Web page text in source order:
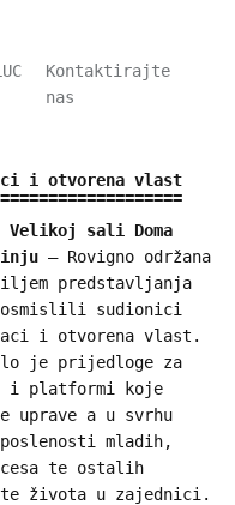
Kontaktirajte
nas
i otvorena vlast
sali Doma
– Rovigno održana
predstavljanja
sudionici
i otvorena vlast.
je prijedloge za
i platformi koje
uprave a u svrhu
mladih,
te ostalih
života u zajednici.